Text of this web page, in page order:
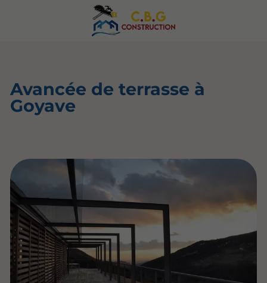
Avancée de terrasse à
Goyave